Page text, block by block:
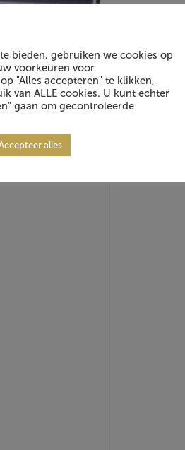
bieden, gebruiken we cookies op
voorkeuren voor
"Alles accepteren" te klikken,
van ALLE cookies. U kunt echter
gaan om gecontroleerde
alles